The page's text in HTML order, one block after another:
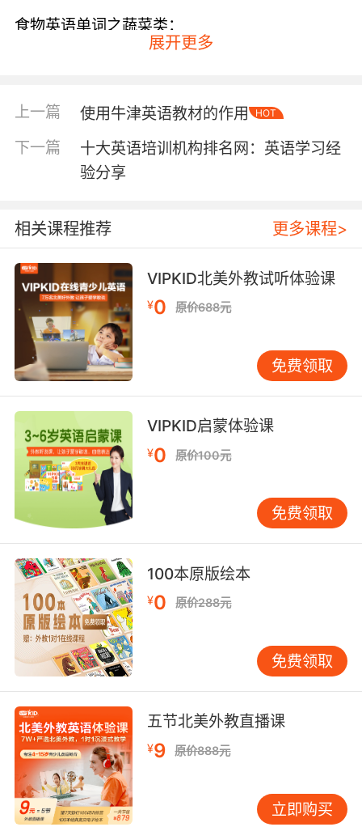
食物英语单词之蔬菜类：
Chinesecabbage、萝卜对应的英文单词是
radish、韭菜对应的英文单词是leek
豌豆对应的英文单词是pea、黄瓜对应的英文单
词是cucumber，以及秋葵对应的英文单词是
英文单词是waxgourd或者whitegourd，还有紫
菜对应的英文单词是laver、茄子对应的英文单词
是eggplant、青椒对应的英文单词是
greenpepper、金针蘑对应的英文单词是
needlemushroom、槟榔对应的英文单词是
areca、牛蒡对应的英文单词是greatburdock、
竹笋对应的英文单词是bambooshoot、绿豆对应
的英文单词是mungbean。
食物英语单词之肉类：
牛肉对应的是beef——羊肉对应的是mutton——
鸡肉对应的是chicken——鸭胸肉对应的是
duckbreast排骨对应的是chop——牛排对应的
是steak——五花肉对应的是streakypork——鲤
鱼对应的是carp——鲫鱼对应的是crucian——瘦
肉对应的是leanmeat。
食物英语单词之水果类：
苹果其英文是apple而西瓜其英文是
watermelon，香蕉其英文是banana而橙子其英
文是orange，柠檬其英文是lemon而桃子其英文
是peach，黄桃其英文是yellowpeach而油桃其
英文是nectarine，枣其英文是Chinesedate而椰
子其英文是coconut，草莓其英文是strawberry
而蓝莓其英文是blueberry，黑莓其英文是
展开更多
上一篇 使用牛津英语教材的作用 HOT
下一篇
十大英语培训机构排名网：英语学习经
验分享
相关课程推荐 更多课程>
VIPKID北美外教试听体验课
¥0 原价688元
免费领取
VIPKID启蒙体验课
¥0 原价100元
免费领取
100本原版绘本
¥0 原价288元
免费领取
五节北美外教直播课
¥9 原价888元
立即购买